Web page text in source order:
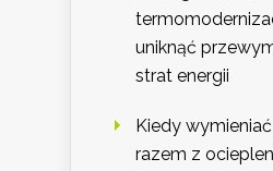
uniknąć
strat energii
Kiedy
razem z